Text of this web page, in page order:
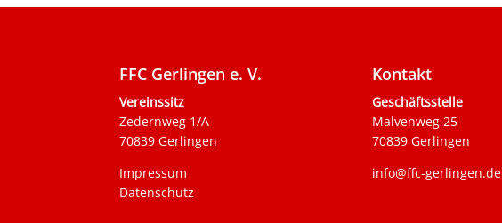
FFC Gerlingen e. V.
Vereinssitz
Zedernweg 1/A
70839 Gerlingen
Impressum
Datenschutz
Kontakt
Geschäftsstelle
Malvenweg 25
70839 Gerlingen
info@ffc-gerlingen.de